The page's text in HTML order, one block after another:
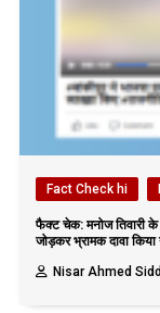
Fact Check hi
फैक्ट चेक: मनोज तिवारी के
जोड़कर भ्रामक दावा किया
Nisar Ahmed